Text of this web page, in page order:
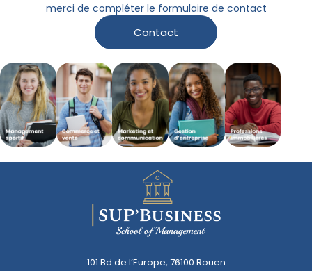
merci de compléter le formulaire de contact
Contact
101 Bd de l’Europe, 76100 Rouen